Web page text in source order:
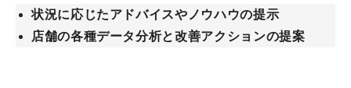
状況に応じたアドバイスやノウハウの提示
店舗の各種データ分析と改善アクションの提案